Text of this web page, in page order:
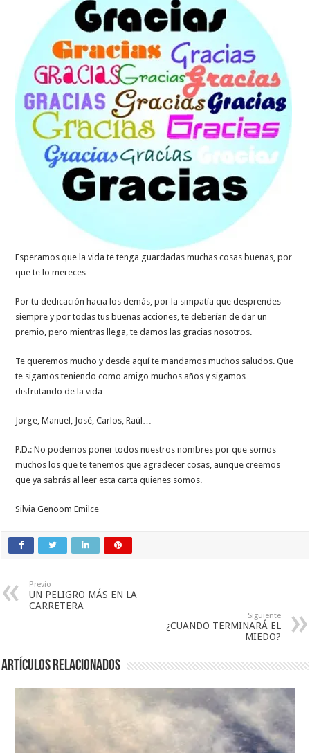
Esperamos que la vida te tenga guardadas muchas cosas buenas, por
que te lo mereces…
Por tu dedicación hacia los demás, por la simpatía que desprendes
siempre y por todas tus buenas acciones, te deberían de dar un
premio, pero mientras llega, te damos las gracias nosotros.
Te queremos mucho y desde aquí te mandamos muchos saludos. Que
te sigamos teniendo como amigo muchos años y sigamos
disfrutando de la vida…
Jorge, Manuel, José, Carlos, Raúl…
P.D.: No podemos poner todos nuestros nombres por que somos
muchos los que te tenemos que agradecer cosas, aunque creemos
que ya sabrás al leer esta carta quienes somos.
Silvia Genoom Emilce
Previo
UN PELIGRO MÁS EN LA
CARRETERA
Siguiente
¿CUANDO TERMINARÁ EL
MIEDO?
Artículos relacionados